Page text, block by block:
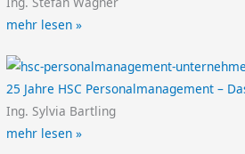
mehr lesen »
25 Jahre HSC Personalmanagement –
Ing. Sylvia Bartling
mehr lesen »